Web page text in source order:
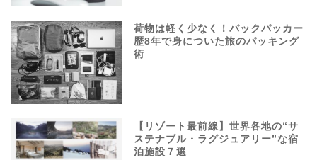
荷物は軽く少なく！バックパッカー
歴8年で身についた旅のパッキング
術
【リゾート最前線】世界各地の“サ
ステナブル・ラグジュアリー”な宿
泊施設７選